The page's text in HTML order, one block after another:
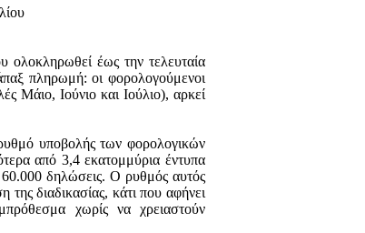
ολοκληρωθεί έως την τελευταία
πληρωμή: οι φορολογούμενοι
Μάιο, Ιούνιο και Ιούλιο), αρκεί
υποβολής των φορολογικών
από 3,4 εκατομμύρια έντυπα
60.000 δηλώσεις. Ο ρυθμός αυτός
διαδικασίας, κάτι που αφήνει
χωρίς να χρειαστούν